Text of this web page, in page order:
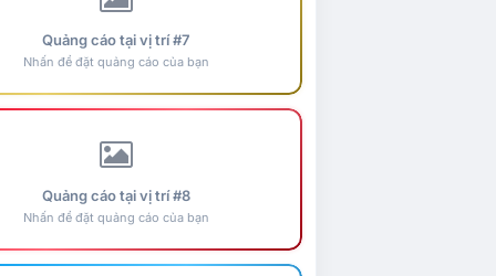
Quảng cáo tại vị trí #7
Nhấn để đặt quảng cáo của bạn
Quảng cáo tại vị trí #8
Nhấn để đặt quảng cáo của bạn